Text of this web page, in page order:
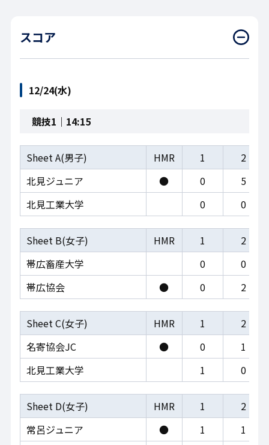
スコア
12/24(水)
競技1｜14:15
Sheet A(男子) HMR 1
2
北見ジュニア
● 0
5
北見工業大学
0 0
Sheet B(女子) HMR 1
2
帯広畜産大学
0
0
帯広協会
● 0 2
Sheet C(女子) HMR 1
2
名寄協会JC
● 0
1
北見工業大学
1 0
Sheet D(女子) HMR 1
2
常呂ジュニア
● 1
1